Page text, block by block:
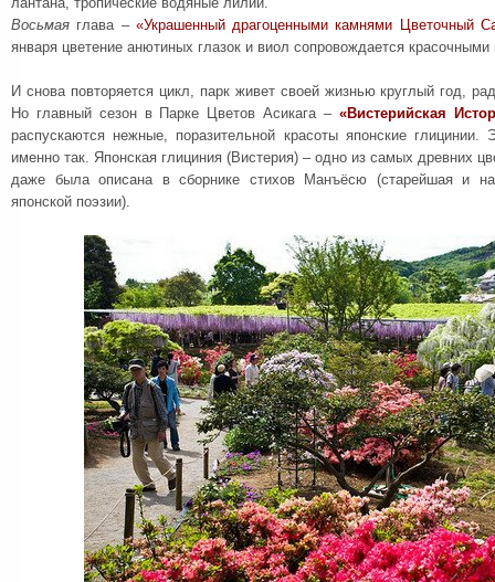
Восьмая глава – «Украшенный драгоценными камнями Цветочный
января цветение анютиных глазок и виол сопровождается
И снова повторяется цикл, парк живет своей жизнью круглый год,
Но главный сезон в Парке Цветов Асикага – «Вистерийская
распускаются нежные, поразительной красоты японские
именно так. Японская глициния (Вистерия) – одно из самых древних
даже была описана в сборнике стихов Манъёсю (старейшая и
японской поэзии).